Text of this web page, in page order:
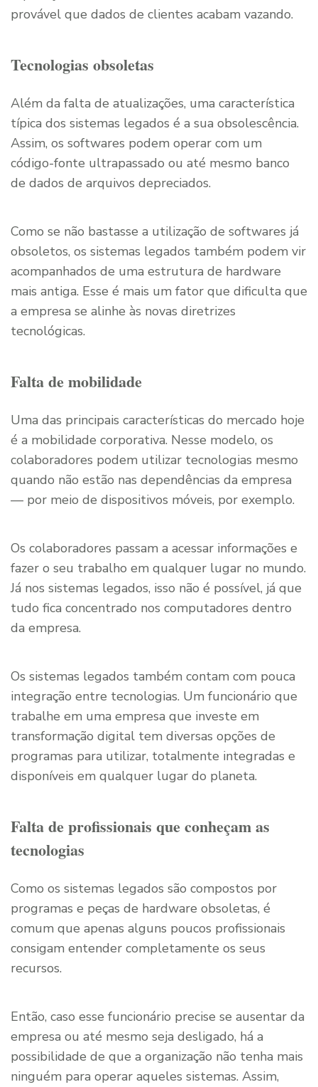
provável que dados de clientes acabam vazando.
Tecnologias obsoletas
Além da falta de atualizações, uma característica
típica dos sistemas legados é a sua obsolescência.
Assim, os softwares podem operar com um
código-fonte ultrapassado ou até mesmo banco
de dados de arquivos depreciados.
Como se não bastasse a utilização de softwares já
obsoletos, os sistemas legados também podem vir
acompanhados de uma estrutura de hardware
mais antiga. Esse é mais um fator que dificulta que
a empresa se alinhe às novas diretrizes
tecnológicas.
Falta de mobilidade
Uma das principais características do mercado hoje
é a mobilidade corporativa. Nesse modelo, os
colaboradores podem utilizar tecnologias mesmo
quando não estão nas dependências da empresa
— por meio de dispositivos móveis, por exemplo.
Os colaboradores passam a acessar informações e
fazer o seu trabalho em qualquer lugar no mundo.
Já nos sistemas legados, isso não é possível, já que
tudo fica concentrado nos computadores dentro
da empresa.
Os sistemas legados também contam com pouca
integração entre tecnologias. Um funcionário que
trabalhe em uma empresa que investe em
transformação digital tem diversas opções de
programas para utilizar, totalmente integradas e
disponíveis em qualquer lugar do planeta.
Falta de profissionais que conheçam as
tecnologias
Como os sistemas legados são compostos por
programas e peças de hardware obsoletas, é
comum que apenas alguns poucos profissionais
consigam entender completamente os seus
recursos.
Então, caso esse funcionário precise se ausentar da
empresa ou até mesmo seja desligado, há a
possibilidade de que a organização não tenha mais
ninguém para operar aqueles sistemas. Assim,